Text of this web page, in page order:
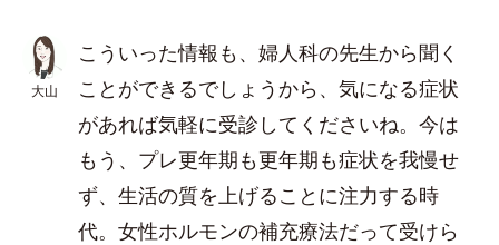
大山
こういった情報も、婦人科の先生から聞く
ことができるでしょうから、気になる症状
があれば気軽に受診してくださいね。今は
もう、プレ更年期も更年期も症状を我慢せ
ず、生活の質を上げることに注力する時
代。女性ホルモンの補充療法だって受けら